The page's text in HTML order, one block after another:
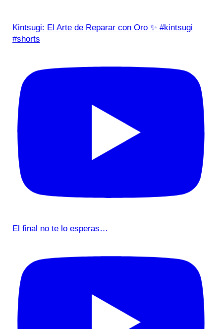
Kintsugi: El Arte de Reparar con Oro ✨ #kintsugi
#shorts
El final no te lo esperas…